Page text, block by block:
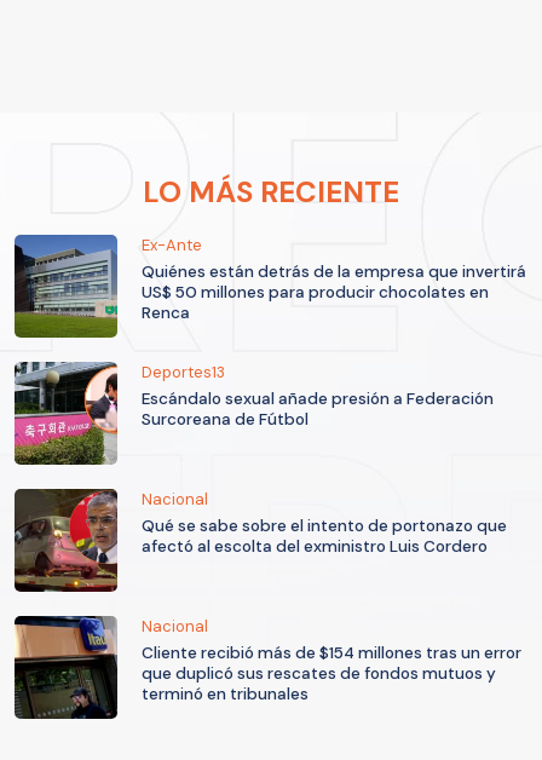
LO MÁS RECIENTE
Ex-Ante
Quiénes están detrás de la empresa que invertirá
US$ 50 millones para producir chocolates en
Renca
Deportes13
Escándalo sexual añade presión a Federación
Surcoreana de Fútbol
Nacional
Qué se sabe sobre el intento de portonazo que
afectó al escolta del exministro Luis Cordero
Nacional
Cliente recibió más de $154 millones tras un error
que duplicó sus rescates de fondos mutuos y
terminó en tribunales